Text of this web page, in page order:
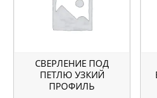
СВЕРЛЕНИЕ ПОД
ПЕТЛЮ УЗКИЙ
ПРОФИЛЬ